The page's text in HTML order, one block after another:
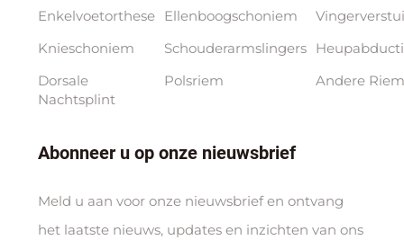
Enkelvoetorthese
Knieschoniem
Dorsale
Nachtsplint
Ellenboogschoniem
Schouderarmslingers
Polsriem
Andere
Abonneer u op onze nieuwsbrief
Meld u aan voor onze nieuwsbrief en ontvang
het laatste nieuws, updates en inzichten van ons